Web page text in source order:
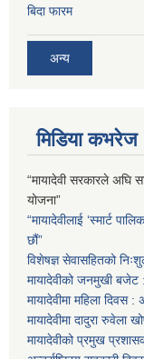
बिदा फारम
अन्य
मिडिया कभरेज
“मायादेवी सरकारले अघि
योजना”
“मायादेवीलाई ‘स्मार्ट
छौं”
विशेषज्ञ सेवासहितको
मायादेवीको जनमुखी बजेट :
मायादेवीमा महिला दिवस
मायादेवीमा दादुरा
मायादेवीको प्रमुख